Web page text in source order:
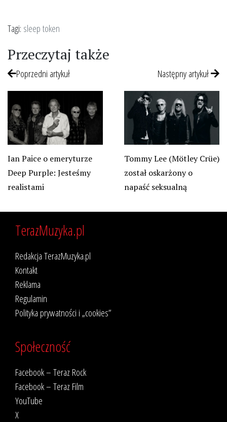
Tagi: sleep token
Przeczytaj także
Poprzedni artykuł
Ian Paice o emeryturze
Deep Purple: Jesteśmy
realistami
Następny artykuł
Tommy Lee (Mötley Crüe)
został oskarżony o
napaść seksualną
TerazMuzyka.pl
Redakcja TerazMuzyka.pl
Kontakt
Reklama
Regulamin
Polityka prywatności i „cookies”
Społeczność
Facebook – Teraz Rock
Facebook – Teraz Film
YouTube
X